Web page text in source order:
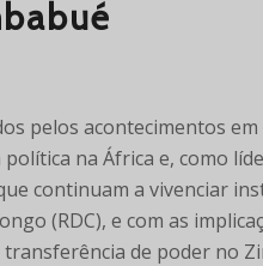
pelos acontecimentos
na África e, como
continuam a vivenciar
(RDC), e com as
de poder no